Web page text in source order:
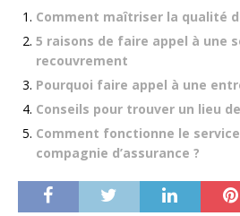
Comment maîtriser la qualité
5 raisons de faire appel à une
recouvrement
Pourquoi faire appel à une
Conseils pour trouver un lieu
Comment fonctionne le
compagnie d’assurance ?